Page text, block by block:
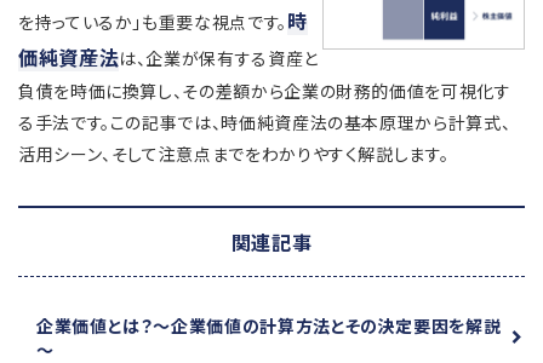
を持っているか」も重要な視点です。 時
価純資産法は、企業が保有する資産と
負債を時価に換算し、その差額から企業の財務的価値を可視化す
る手法です。この記事では、時価純資産法の基本原理から計算式、
活用シーン、そして注意点までをわかりやすく解説します。
関連記事
企業価値とは？～企業価値の計算方法とその決定要因を解説
～